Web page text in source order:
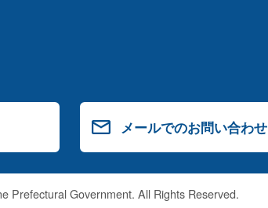
メールでのお問い合わせ
Prefectural Government. All Rights Reserved.